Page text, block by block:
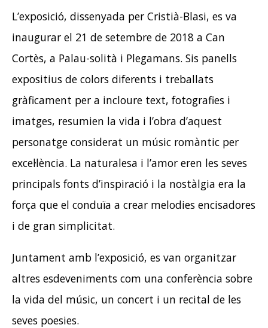
L’exposició, dissenyada per Cristià-Blasi, es va
inaugurar el 21 de setembre de 2018 a Can
Cortès, a Palau-solità i Plegamans. Sis panells
expositius de colors diferents i treballats
gràficament per a incloure text, fotografies i
imatges, resumien la vida i l’obra d’aquest
personatge considerat un músic romàntic per
excel·lència. La naturalesa i l’amor eren les seves
principals fonts d’inspiració i la nostàlgia era la
força que el conduïa a crear melodies encisadores
i de gran simplicitat.
Juntament amb l’exposició, es van organitzar
altres esdeveniments com una conferència sobre
la vida del músic, un concert i un recital de les
seves poesies.